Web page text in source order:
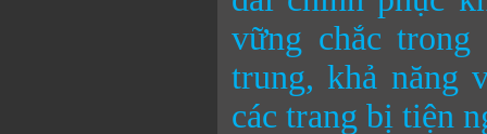
vững chắc
trung, khả năng
các trang bị tiện